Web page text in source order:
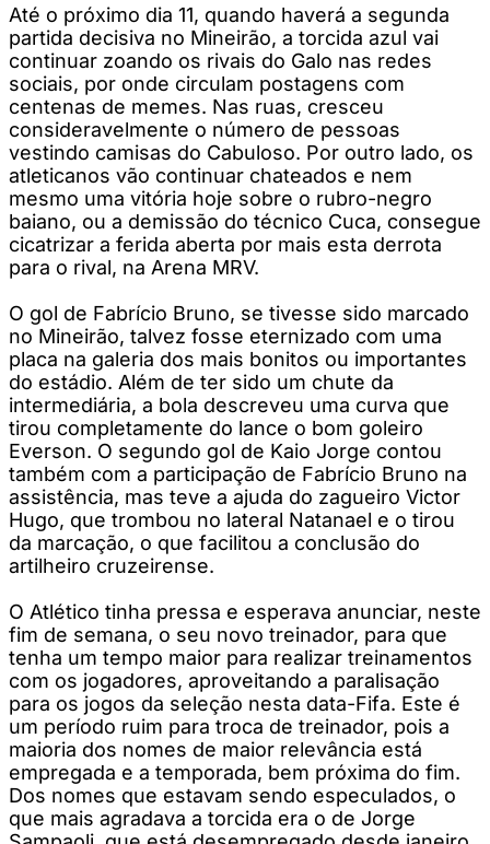
Até o próximo dia 11, quando haverá a segunda
partida decisiva no Mineirão, a torcida azul vai
continuar zoando os rivais do Galo nas redes
sociais, por onde circulam postagens com
centenas de memes. Nas ruas, cresceu
consideravelmente o número de pessoas
vestindo camisas do Cabuloso. Por outro lado, os
atleticanos vão continuar chateados e nem
mesmo uma vitória hoje sobre o rubro-negro
baiano, ou a demissão do técnico Cuca, consegue
cicatrizar a ferida aberta por mais esta derrota
para o rival, na Arena MRV.
O gol de Fabrício Bruno, se tivesse sido marcado
no Mineirão, talvez fosse eternizado com uma
placa na galeria dos mais bonitos ou importantes
do estádio. Além de ter sido um chute da
intermediária, a bola descreveu uma curva que
tirou completamente do lance o bom goleiro
Everson. O segundo gol de Kaio Jorge contou
também com a participação de Fabrício Bruno na
assistência, mas teve a ajuda do zagueiro Victor
Hugo, que trombou no lateral Natanael e o tirou
da marcação, o que facilitou a conclusão do
artilheiro cruzeirense.
O Atlético tinha pressa e esperava anunciar, neste
fim de semana, o seu novo treinador, para que
tenha um tempo maior para realizar treinamentos
com os jogadores, aproveitando a paralisação
para os jogos da seleção nesta data-Fifa. Este é
um período ruim para troca de treinador, pois a
maioria dos nomes de maior relevância está
empregada e a temporada, bem próxima do fim.
Dos nomes que estavam sendo especulados, o
que mais agradava a torcida era o de Jorge